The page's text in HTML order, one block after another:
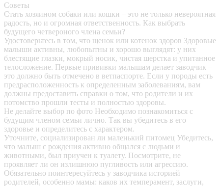
Советы
Стать хозяином собаки или кошки – это не только невероятная
радость, но и огромная ответственность. Как выбрать
будущего четвероного члена семьи?
Удостоверьтесь в том, что щенок или котенок здоров Здоровые
малыши активны, любопытны и хорошо выглядят: у них
блестящие глазки, мокрый носик, чистая шерстка и упитанное
телосложение. Первые прививки малышам делает заводчик –
это должно быть отмечено в ветпаспорте. Если у породы есть
предрасположенность к определенным заболеваниям, вам
должны предоставить справки о том, что родители и их
потомство прошли тесты и полностью здоровы.
Не делайте выбор по фото Необходимо познакомиться с
будущим членом семьи лично. Так вы убедитесь в его
здоровье и определитесь с характером.
Уточните, социализирован ли маленький питомец Убедитесь,
что малыш с рождения активно общался с людьми и
животными, был приучен к туалету. Посмотрите, не
проявляет ли он излишнюю пугливость или агрессию.
Обязательно поинтересуйтесь у заводчика историей
родителей, особенно мамы: каков их темперамент, заслуги,